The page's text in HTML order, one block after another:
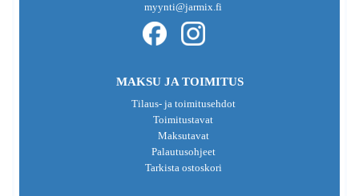
myynti@jarmix.fi
MAKSU JA TOIMITUS
Tilaus- ja toimitusehdot
Toimitustavat
Maksutavat
Palautusohjeet
Tarkista ostoskori